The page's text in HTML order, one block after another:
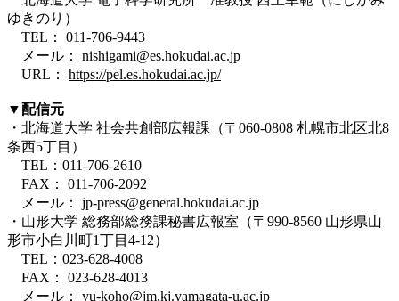
ゆきのり）
TEL： 011-706-9443
メール： nishigami@es.hokudai.ac.jp
URL： https://pel.es.hokudai.ac.jp/
▼配信元
・北海道大学 社会共創部広報課（〒060-0808 札幌市北区北8
条西5丁目）
TEL：011-706-2610
FAX： 011-706-2092
メール： jp-press@general.hokudai.ac.jp
・山形大学 総務部総務課秘書広報室（〒990-8560 山形県山
形市小白川町1丁目4-12）
TEL： 023-628-4008
FAX： 023-628-4013
メール： yu-koho@jm.kj.yamagata-u.ac.jp